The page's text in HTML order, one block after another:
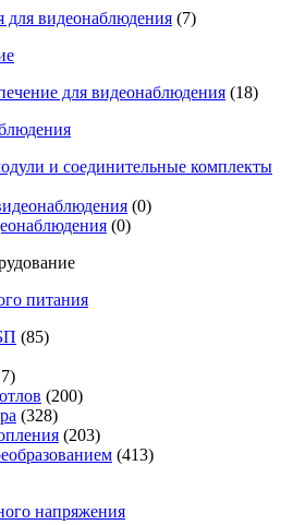
для видеонаблюдения (7)
для видеонаблюдения (18)
и соединительные комплекты
(0)
(0)
питания
(85)
(200)
(328)
(203)
(413)
напряжения